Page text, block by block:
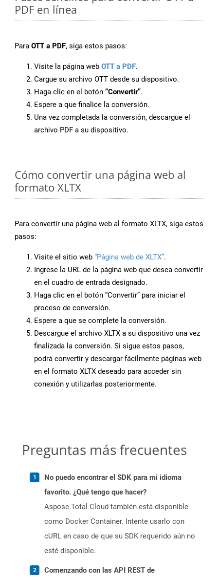
PDF en línea
Para OTT a PDF, siga estos pasos:
Visite la página web OTT a PDF.
Cargue su archivo OTT desde su dispositivo.
Haga clic en el botón “Convertir”.
Espere a que finalice la conversión.
Una vez completada la conversión, descargue el
archivo PDF a su dispositivo.
Cómo convertir una página web al
formato XLTX
Para convertir una página web al formato XLTX, siga estos
pasos:
Visite el sitio web “Página web de XLTX”.
Ingrese la URL de la página web que desea convertir
en el cuadro de entrada designado.
Haga clic en el botón “Convertir” para iniciar el
proceso de conversión.
Espere a que se complete la conversión.
Descargue el archivo XLTX a su dispositivo una vez
finalizada la conversión. Si sigue estos pasos,
podrá convertir y descargar fácilmente páginas web
en el formato XLTX deseado para acceder sin
conexión y utilizarlas posteriormente.
Preguntas más frecuentes
No puedo encontrar el SDK para mi idioma
favorito. ¿Qué tengo que hacer?
Aspose.Total Cloud también está disponible
como Docker Container. Intente usarlo con
cURL en caso de que su SDK requerido aún no
esté disponible.
Comenzando con las API REST de